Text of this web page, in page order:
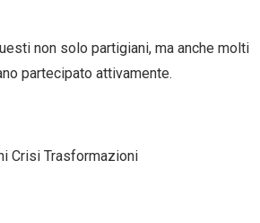
non solo partigiani, ma anche molti
partecipato attivamente.
Crisi Trasformazioni